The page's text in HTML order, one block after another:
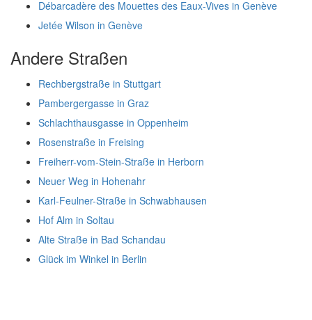
Débarcadère des Mouettes des Eaux-Vives in Genève
Jetée Wilson in Genève
Andere Straßen
Rechbergstraße in Stuttgart
Pambergergasse in Graz
Schlachthausgasse in Oppenheim
Rosenstraße in Freising
Freiherr-vom-Stein-Straße in Herborn
Neuer Weg in Hohenahr
Karl-Feulner-Straße in Schwabhausen
Hof Alm in Soltau
Alte Straße in Bad Schandau
Glück im Winkel in Berlin